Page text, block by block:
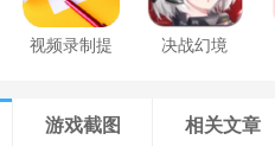
视频录制提 决战幻境
游戏截图 相关文章